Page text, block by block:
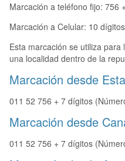
Marcación a teléfono fijo: 756
Marcación a Celular: 10
Esta marcación se utiliza
una localidad dentro de la
Marcación desde
011 52 756 + 7 dígitos
Marcación desde
011 52 756 + 7 dígitos